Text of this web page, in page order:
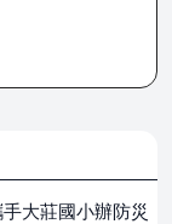
大莊國小辦防災